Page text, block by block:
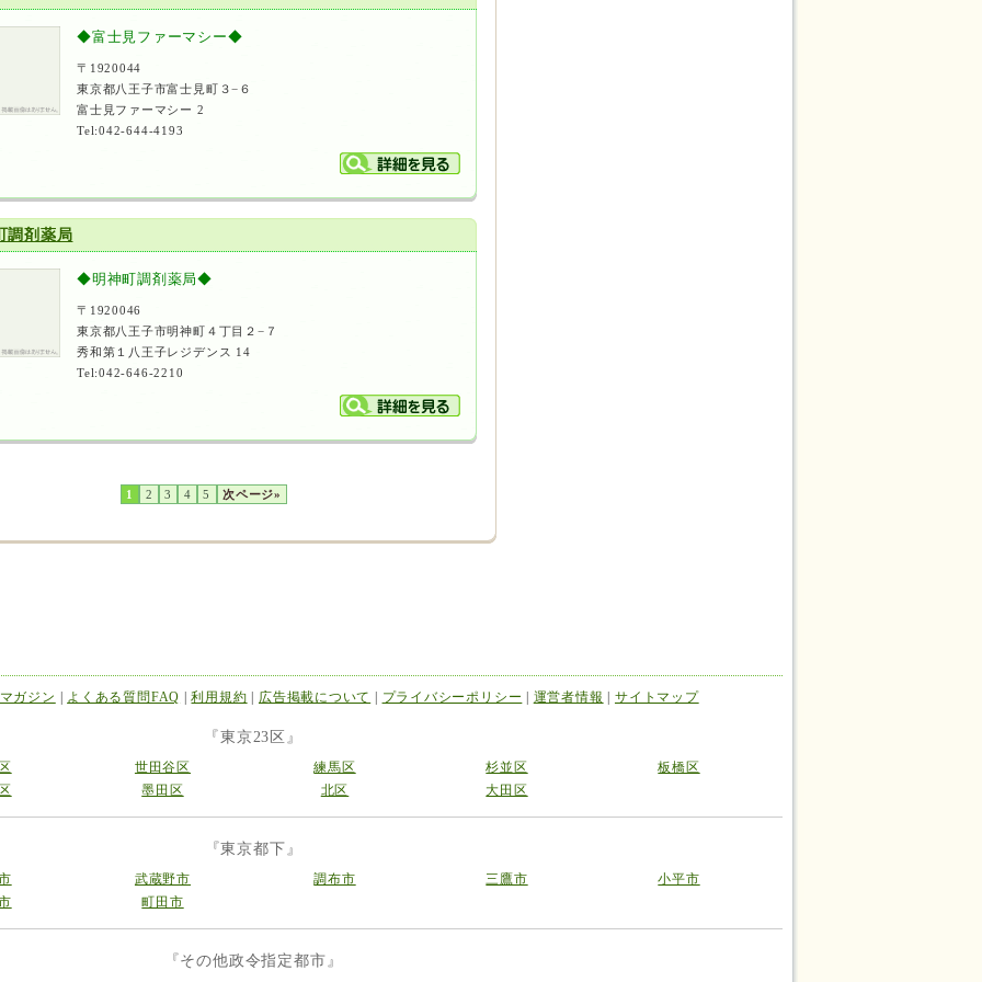
◆富士見ファーマシー◆
〒1920044
東京都八王子市富士見町３−６
富士見ファーマシー 2
Tel:042-644-4193
調剤薬局
◆明神町調剤薬局◆
〒1920046
東京都八王子市明神町４丁目２−７
秀和第１八王子レジデンス 14
Tel:042-646-2210
1 2 3 4 5 次ページ»
ガジン よくある質問FAQ |利用規約 広告掲載について プライバシーポリシー 運営者情報 サイトマップ
『東京23区』
世田谷区 練馬区 杉並区
板橋区
墨田区 北区 大田区
『東京都下』
武蔵野市 調布市 三鷹市
小平市
町田市
『その他政令指定都市』